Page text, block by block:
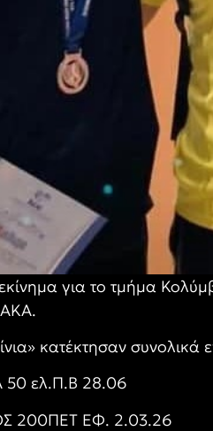
για το τμήμα
κατέκτησαν
50 ελ.Π.Β 28.06
200ΠΕΤ ΕΦ. 2.03.26